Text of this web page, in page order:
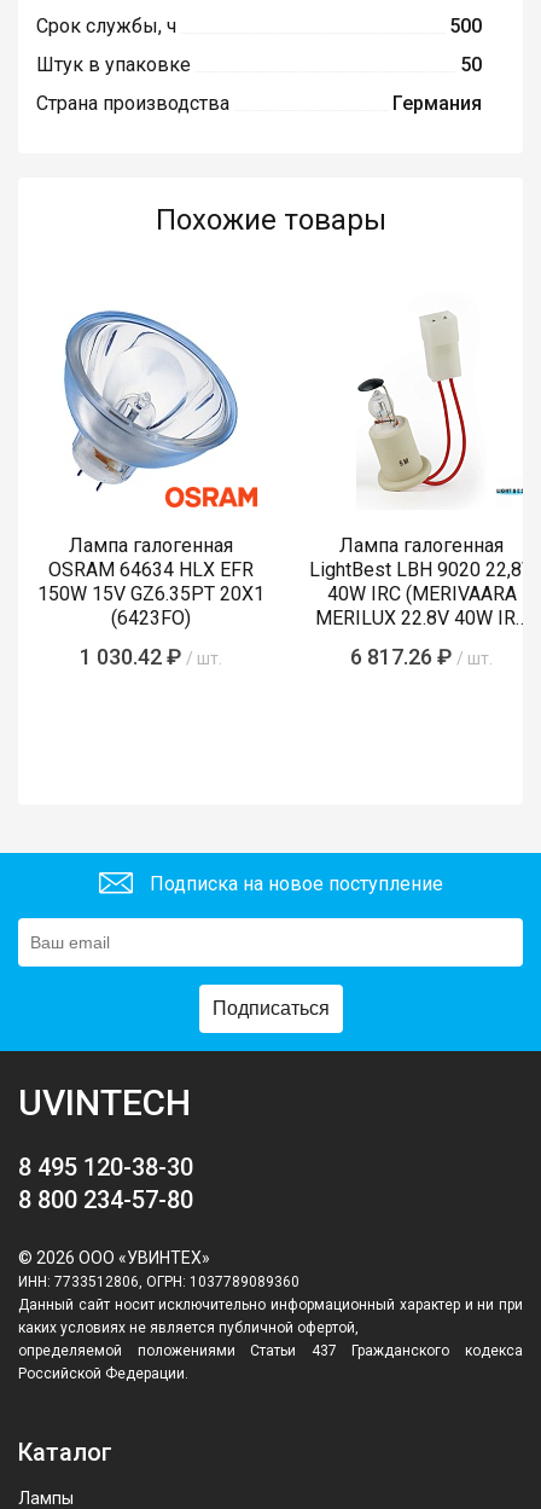
Срок службы, ч
500
Штук в упаковке
50
Страна производства
Германия
Похожие товары
Лампа галогенная
OSRAM 64634 HLX EFR
150W 15V GZ6.35PT 20X1
(6423FO)
1 030.42 ₽ / шт.
Лампа галогенная
LightBest LBH 9020 22,8V
40W IRC (MERIVAARA
MERILUX 22.8V 40W IRC
6 817.26 ₽ / шт.
Подписка на новое поступление
Подписаться
UVINTECH
8 495 120-38-30
8 800 234-57-80
© 2026 ООО «УВИНТЕХ»
ИНН: 7733512806, ОГРН: 1037789089360
Данный сайт носит исключительно информационный характер и ни при
каких условиях не является публичной офертой,
определяемой положениями Статьи 437 Гражданского кодекса
Российской Федерации.
Каталог
Лампы